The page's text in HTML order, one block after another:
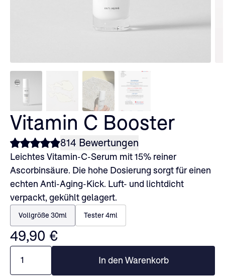
Vitamin C Booster
814 Bewertungen
Leichtes Vitamin-C-Serum mit 15% reiner
Ascorbinsäure. Die hohe Dosierung sorgt für einen
echten Anti-Aging-Kick. Luft- und lichtdicht
verpackt, gekühlt gelagert.
Vollgröße 30ml Tester 4ml
49,90 €
1 In den Warenkorb